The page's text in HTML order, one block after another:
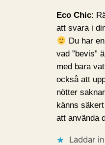
Eco Chic:
att svara i
Du har
vad ”bevis”
med bara
också att
nötter
känns
att använda
Laddar